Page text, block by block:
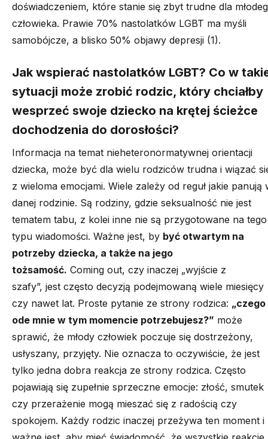
doświadczeniem, które stanie się zbyt trudne dla
człowieka. Prawie 70% nastolatków LGBT ma myśli
samobójcze, a blisko 50% objawy depresji (1).
Jak wspierać nastolatków LGBT? Co w
sytuacji może zrobić rodzic, który chciałby
wesprzeć swoje dziecko na krętej ścieżce
dochodzenia do dorosłości?
Informacja na temat nieheteronormatywnej orientacji
dziecka, może być dla wielu rodziców trudna i wiązać
z wieloma emocjami. Wiele zależy od reguł jakie panują
danej rodzinie. Są rodziny, gdzie seksualność nie jest
tematem tabu, z kolei inne nie są przygotowane na tego
typu wiadomości. Ważne jest, by być otwartym na
potrzeby dziecka, a także na jego
tożsamość. Coming out, czy inaczej „wyjście z
szafy”, jest często decyzją podejmowaną wiele miesięcy
czy nawet lat. Proste pytanie ze strony rodzica: „czego
ode mnie w tym momencie potrzebujesz?” może
sprawić, że młody człowiek poczuje się dostrzeżony,
usłyszany, przyjęty. Nie oznacza to oczywiście, że jest
tylko jedna dobra reakcja ze strony rodzica. Często
pojawiają się zupełnie sprzeczne emocje: złość, smutek
czy przerażenie mogą mieszać się z radością czy
spokojem. Każdy rodzic inaczej przeżywa ten moment i